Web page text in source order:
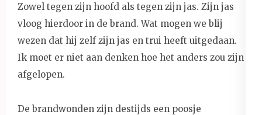
Zowel tegen zijn hoofd als tegen zijn jas. Zijn jas
vloog hierdoor in de brand. Wat mogen we blij
wezen dat hij zelf zijn jas en trui heeft uitgedaan.
Ik moet er niet aan denken hoe het anders zou zijn
afgelopen.
De brandwonden zijn destijds een poosje